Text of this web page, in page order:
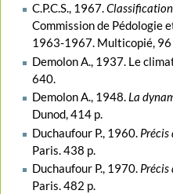
C.P.C.S., 1967.
Commission de Pédologie
1963-1967. Multicopié, 96
Demolon A., 1937. Le
640.
Demolon A., 1948. La
Dunod, 414 p.
Duchaufour P., 1960. Précis
Paris. 438 p.
Duchaufour P., 1970. Précis
Paris. 482 p.